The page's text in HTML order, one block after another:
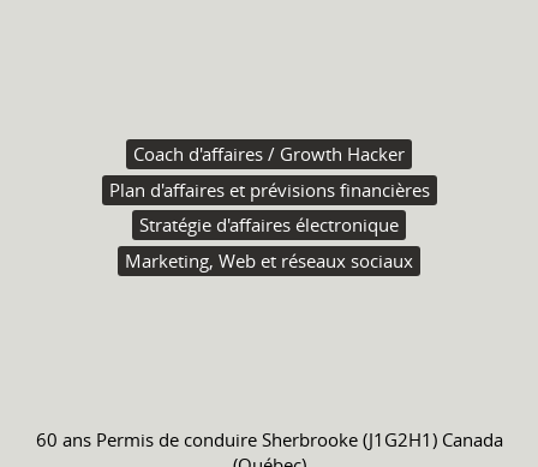
Coach d'affaires / Growth Hacker
Plan d'affaires et prévisions financières
Stratégie d'affaires électronique
Marketing, Web et réseaux sociaux
60 ans Permis de conduire Sherbrooke (J1G2H1) Canada